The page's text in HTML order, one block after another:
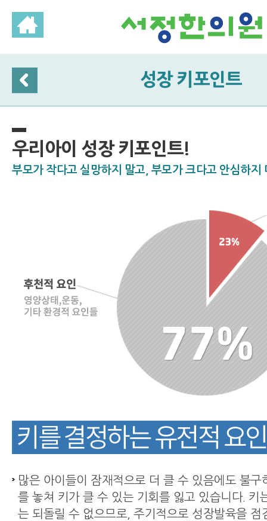
성장 키포인트
우리아이 성장 키포인트!
부모가 작다고 실망하지 말고, 부모가 크다고 안심하지
많은 아이들이 잠재적으로 더 클 수 있음에도 불구
를 놓쳐 키가 클 수 있는 기회를 잃고 있습니다. 키
는 되돌릴 수 없으므로, 주기적으로 성장발육을 점